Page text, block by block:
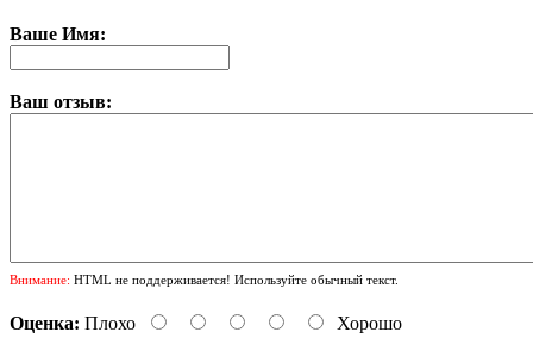
Ваше Имя:
Ваш отзыв:
Внимание: HTML не поддерживается! Используйте обычный текст.
Оценка: Плохо Хорошо